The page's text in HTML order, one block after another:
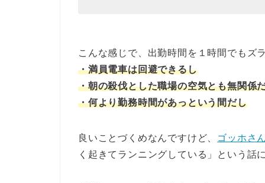
こんな感じで、出勤時間を１時間でもズ
・満員電車は回避できるし
・朝の殺伐とした職場の空気とも無関係
・何より勤務時間があっという間だし
良いことづくめなんですけど、
ゴッホさ
く起きてランニングしている」という話